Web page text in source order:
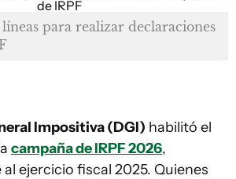
para realizar declaraciones
Impositiva (DGI) habilitó el
campaña de IRPF 2026,
ejercicio fiscal 2025. Quienes